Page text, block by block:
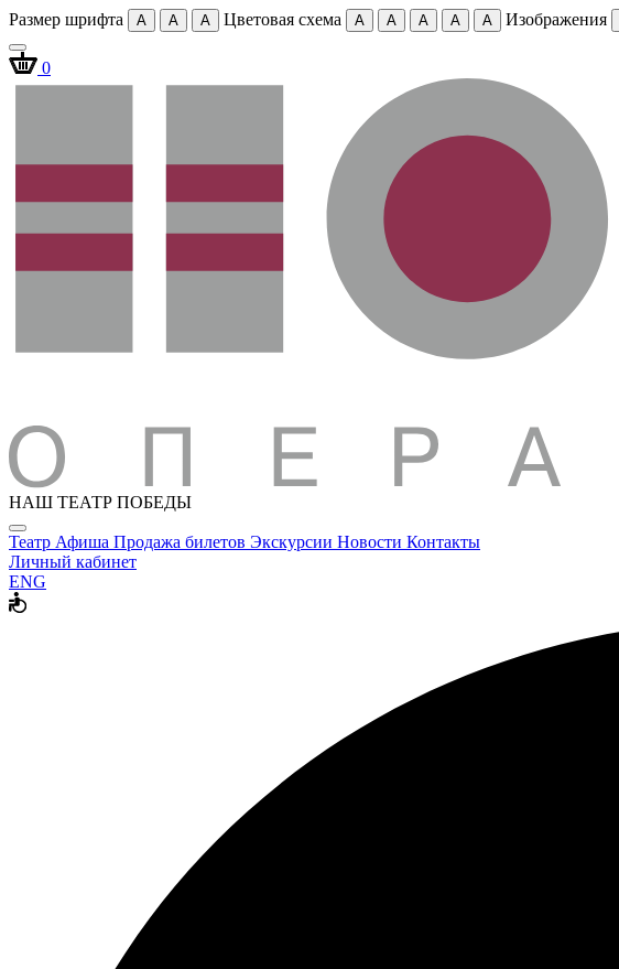
Размер шрифта A A A Цветовая схема A A A A A Изображения
0
НАШ ТЕАТР ПОБЕДЫ
Театр Афиша Продажа билетов Экскурсии Новости Контакты
Личный кабинет
ENG